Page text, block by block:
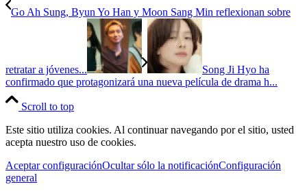
Go Ah Sung, Byun Yo Han y Moon Sang Min reflexionan sobre
retratar a jóvenes...
Song Ji Hyo ha
confirmado que protagonizará una nueva película de drama h...
Scroll to top
Este sitio utiliza cookies. Al continuar navegando por el sitio, usted
acepta nuestro uso de cookies.
Aceptar configuraciónOcultar sólo la notificaciónConfiguración
general